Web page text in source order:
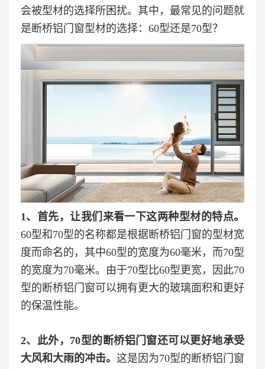
会被型材的选择所困扰。其中，最常见的问题就
是断桥铝门窗型材的选择：60型还是70型？
1、首先，让我们来看一下这两种型材的特点。
60型和70型的名称都是根据断桥铝门窗的型材宽
度而命名的，其中60型的宽度为60毫米，而70型
的宽度为70毫米。由于70型比60型更宽，因此70
型的断桥铝门窗可以拥有更大的玻璃面积和更好
的保温性能。
2、此外，70型的断桥铝门窗还可以更好地承受
大风和大雨的冲击。 这是因为70型的断桥铝门窗